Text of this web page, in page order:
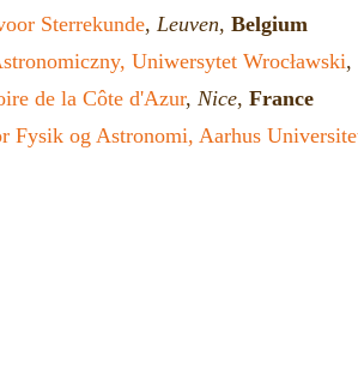
Sterrekunde, Leuven, Belgium
Uniwersytet Wrocławski,
de la Côte d'Azur, Nice, France
Fysik og Astronomi, Aarhus